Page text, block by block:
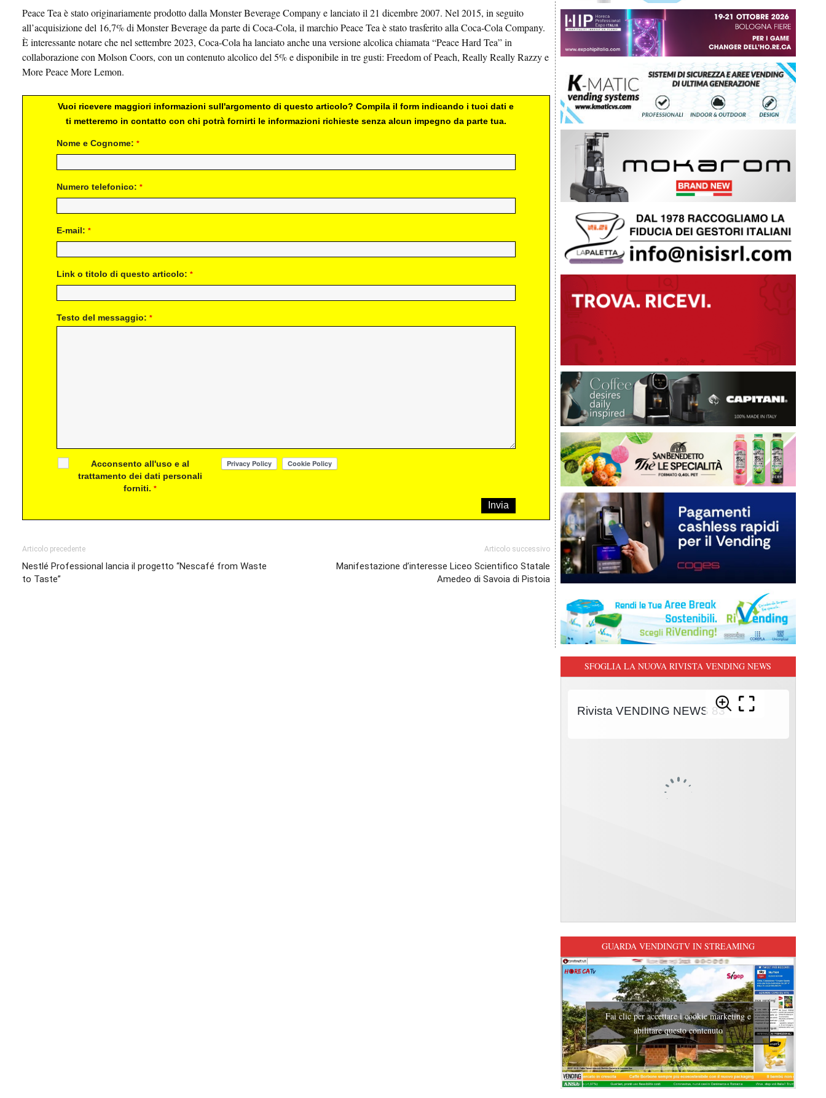
Peace Tea è stato originariamente prodotto dalla Monster Beverage Company e lanciato il 21 dicembre 2007. Nel 2015, in seguito
all’acquisizione del 16,7% di Monster Beverage da parte di Coca-Cola, il marchio Peace Tea è stato trasferito alla Coca-Cola Company.
È interessante notare che nel settembre 2023, Coca-Cola ha lanciato anche una versione alcolica chiamata “Peace Hard Tea” in
collaborazione con Molson Coors, con un contenuto alcolico del 5% e disponibile in tre gusti: Freedom of Peach, Really Really Razzy e
More Peace More Lemon.
Vuoi ricevere maggiori informazioni sull'argomento di questo articolo? Compila il form indicando i tuoi dati e
ti metteremo in contatto con chi potrà fornirti le informazioni richieste senza alcun impegno da parte tua.
Nome e Cognome: *
Numero telefonico: *
E-mail: *
Link o titolo di questo articolo: *
Testo del messaggio: *
Acconsento all'uso e al
trattamento dei dati personali
forniti.*
Articolo precedente
Nestlé Professional lancia il progetto “Nescafé from Waste
to Taste”
Articolo successivo
Manifestazione d’interesse Liceo Scientifico Statale
Amedeo di Savoia di Pistoia
SFOGLIA LA NUOVA RIVISTA VENDING NEWS
GUARDA VENDINGTV IN STREAMING
Fai clic per accettare i cookie marketing e
abilitare questo contenuto